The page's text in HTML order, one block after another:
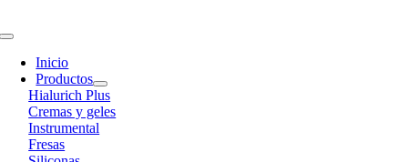
to
Toggle
Navigation
Inicio
Productos
Hialurich Plus
Cremas y geles
Instrumental
Fresas